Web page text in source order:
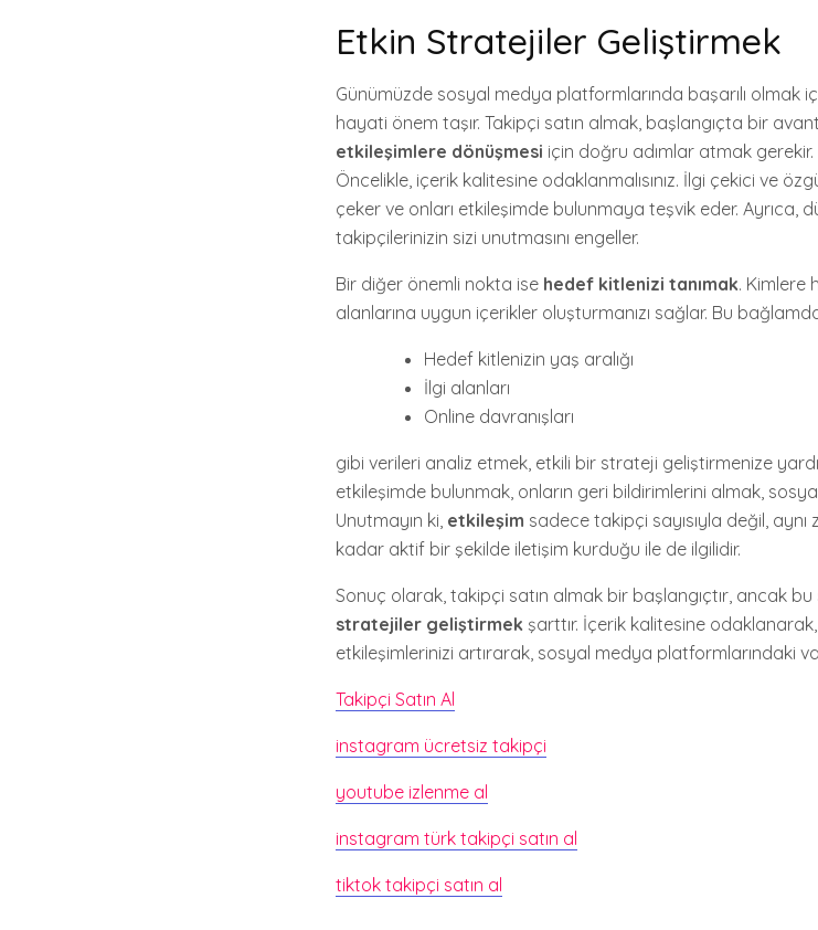
Etkin Stratejiler Geliştirmek
Günümüzde sosyal medya platformlarında başarılı olmak
hayati önem taşır. Takipçi satın almak, başlangıçta bir
etkileşimlere dönüşmesi için doğru adımlar atmak
Öncelikle, içerik kalitesine odaklanmalısınız. İlgi çekici ve
çeker ve onları etkileşimde bulunmaya teşvik eder. Ayrıca,
takipçilerinizin sizi unutmasını engeller.
Bir diğer önemli nokta ise hedef kitlenizi tanımak. Kimlere
alanlarına uygun içerikler oluşturmanızı sağlar. Bu
Hedef kitlenizin yaş aralığı
İlgi alanları
Online davranışları
gibi verileri analiz etmek, etkili bir strateji geliştirmenize
etkileşimde bulunmak, onların geri bildirimlerini almak, sosyal
Unutmayın ki, etkileşim sadece takipçi sayısıyla değil,
kadar aktif bir şekilde iletişim kurduğu ile de ilgilidir.
Sonuç olarak, takipçi satın almak bir başlangıçtır, ancak
stratejiler geliştirmek şarttır. İçerik kalitesine
etkileşimlerinizi artırarak, sosyal medya platformlarındaki
Takipçi Satın Al
instagram ücretsiz takipçi
youtube izlenme al
instagram türk takipçi satın al
tiktok takipçi satın al